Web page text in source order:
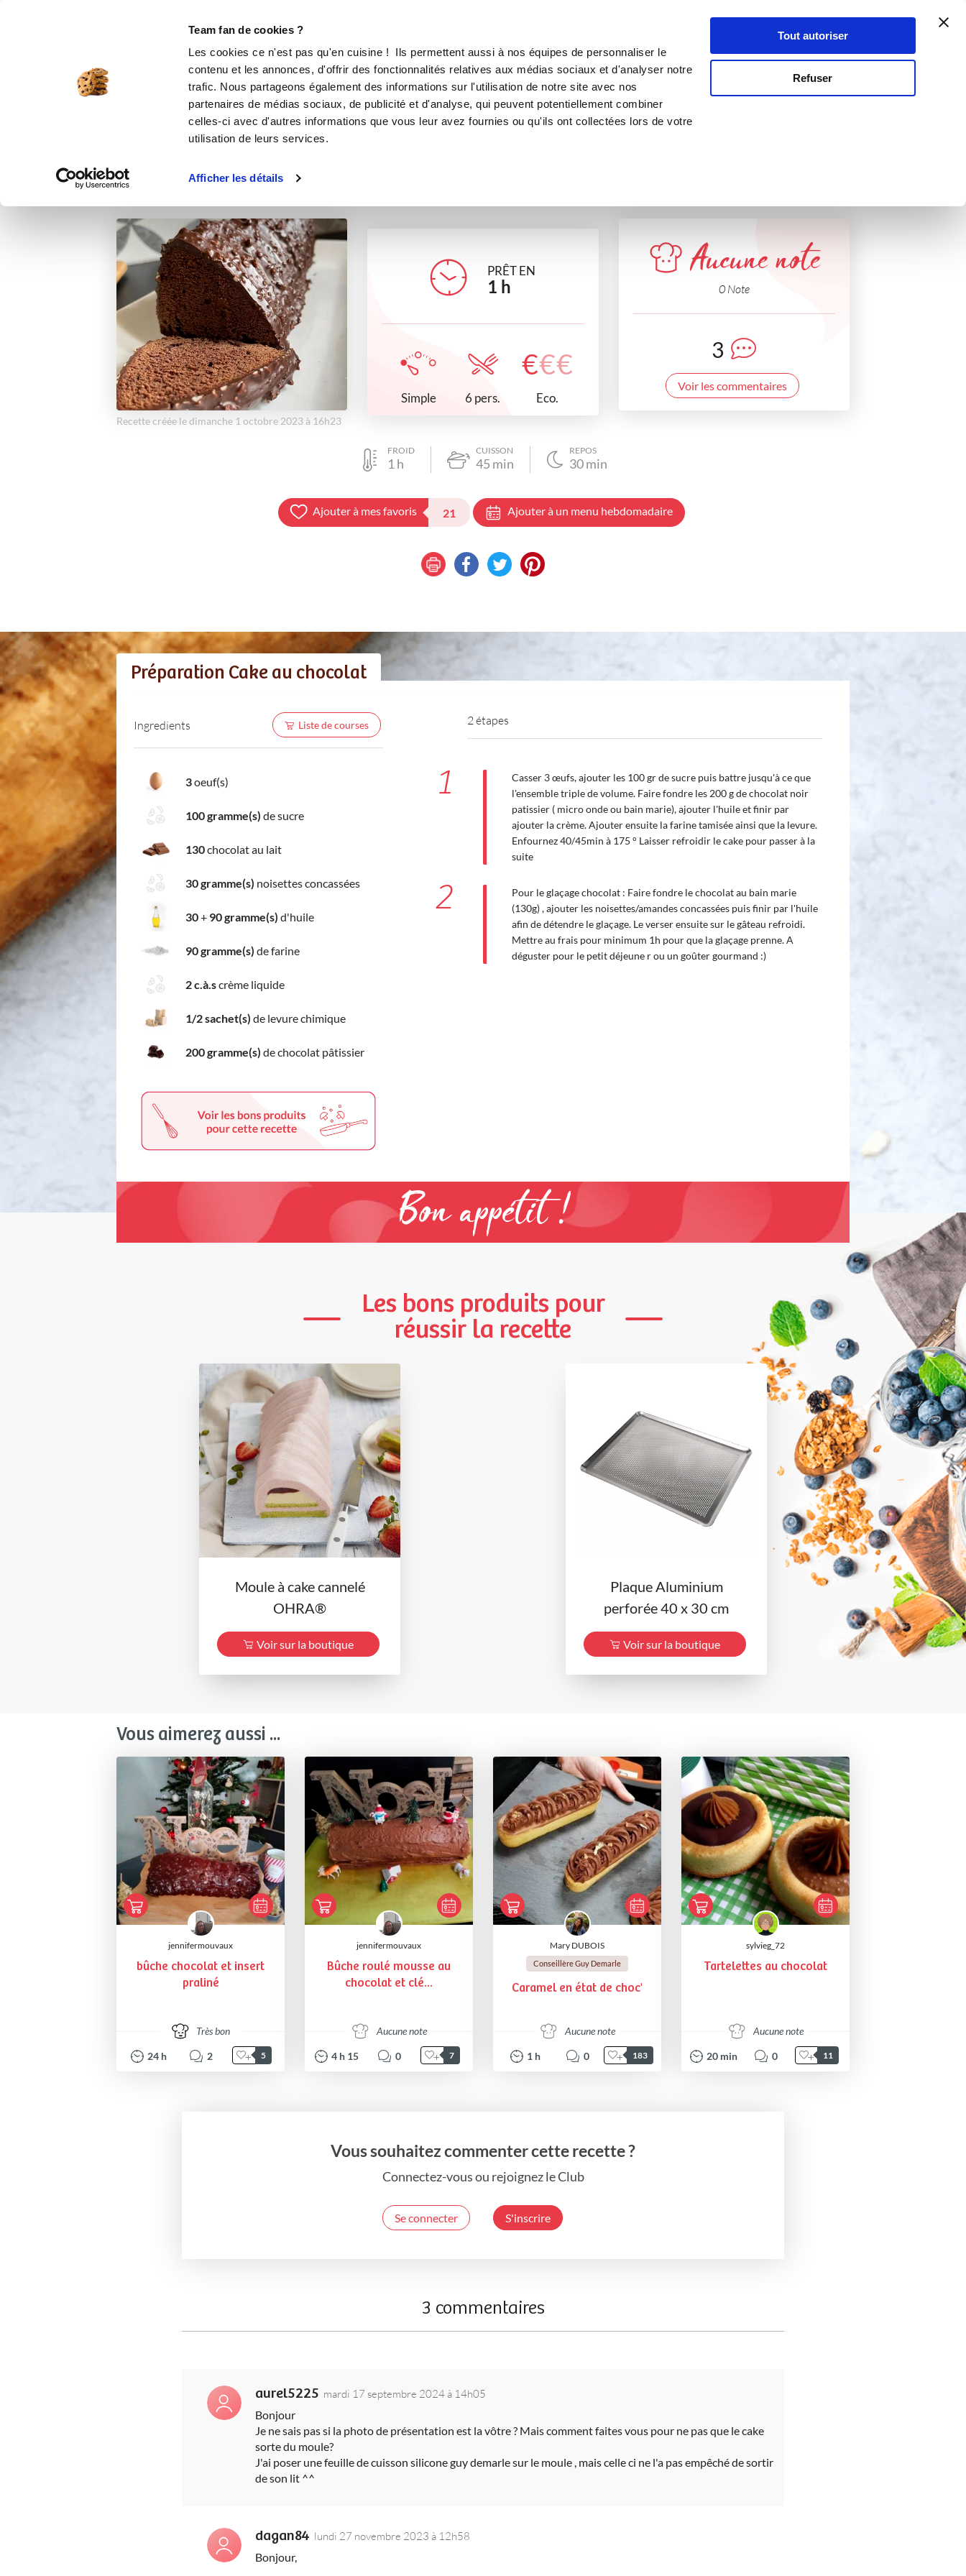
Team fan de cookies ?
Les cookies ce n'est pas qu'en cuisine ! Ils permettent aussi à nos équipes de personnaliser le
contenu et les annonces, d'offrir des fonctionnalités relatives aux médias sociaux et d'analyser notre
trafic. Nous partageons également des informations sur l'utilisation de notre site avec nos
partenaires de médias sociaux, de publicité et d'analyse, qui peuvent potentiellement combiner
celles-ci avec d'autres informations que vous leur avez fournies ou qu'ils ont collectées lors de votre
utilisation de leurs services.
Afficher les détails
Tout autoriser
Refuser
Se connecter
Mon cake tout choco automnal
desserts Challenge recettes Petit déjeuner
Recette créée le dimanche 1 octobre 2023 à 16h23
PRÊT EN
1 h
Simple 6 pers.
€€€
Eco.
Aucune note
0 Note
3
Voir les commentaires
FROID
1 h
CUISSON
45 min
REPOS
30min
Ajouter à mes favoris 21 Ajouter à un menu hebdomadaire
Préparation Cake au chocolat
Ingredients Liste de courses
3oeuf(s)
100 gramme(s) de sucre
130chocolat au lait
30 gramme(s) noisettes concassées
30+ 90 gramme(s) d'huile
90 gramme(s) de farine
2 c.à.scrème liquide
1/2 sachet(s) de levure chimique
200 gramme(s) de chocolat pâtissier
2 étapes
1
Casser 3 œufs, ajouter les 100 gr de sucre puis battre jusqu'à ce que
l'ensemble triple de volume. Faire fondre les 200 g de chocolat noir
patissier ( micro onde ou bain marie), ajouter l'huile et finir par
ajouter la crème. Ajouter ensuite la farine tamisée ainsi que la levure.
Enfournez 40/45min à 175 ° Laisser refroidir le cake pour passer à la
suite
2
Pour le glaçage chocolat : Faire fondre le chocolat au bain marie
(130g) , ajouter les noisettes/amandes concassées puis finir par l'huile
afin de détendre le glaçage. Le verser ensuite sur le gâteau refroidi.
Mettre au frais pour minimum 1h pour que la glaçage prenne. A
déguster pour le petit déjeune r ou un goûter gourmand :)
Bon appétit !
Les bons produits pour
réussir la recette
Moule à cake cannelé
OHRA®
Voir sur la boutique
Plaque Aluminium
perforée 40 x 30 cm
Voir sur la boutique
Vous aimerez aussi ...
jennifermouvaux
bûche chocolat et insert
praliné
Très bon
24 h 2 5
jennifermouvaux
Bûche roulé mousse au
chocolat et clé...
Aucune note
4 h 15 0 7
Mary DUBOIS
Conseillère Guy Demarle
Caramel en état de choc'
Aucune note
1 h 0 183
sylvieg_72
Tartelettes au chocolat
Aucune note
20 min 0 11
Vous souhaitez commenter cette recette ?
Connectez-vous ou rejoignez le Club
Se connecter S'inscrire
3 commentaires
aurel5225 mardi 17 septembre 2024 à 14h05
Bonjour
Je ne sais pas si la photo de présentation est la vôtre ? Mais comment faites vous pour ne pas que le cake
sorte du moule?
J'ai poser une feuille de cuisson silicone guy demarle sur le moule , mais celle ci ne l'a pas empêché de sortir
de son lit ^^
dagan84 lundi 27 novembre 2023 à 12h58
Bonjour,